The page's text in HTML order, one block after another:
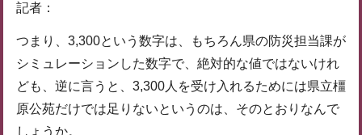
記者：
つまり、3,300という数字は、もちろん県の防災担当課が
シミュレーションした数字で、絶対的な値ではないけれ
ども、逆に言うと、3,300人を受け入れるためには県立橿
原公苑だけでは足りないというのは、そのとおりなんで
しょうか。